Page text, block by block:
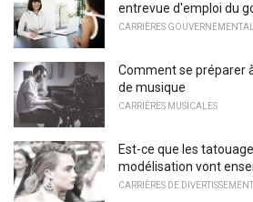
entrevue d'emploi du
CARRIÈRES
Comment se préparer
de musique
CARRIÈRES MUSICALES
Est-ce que les
modélisation vont
CARRIÈRES DE DIVERTISSEMENT